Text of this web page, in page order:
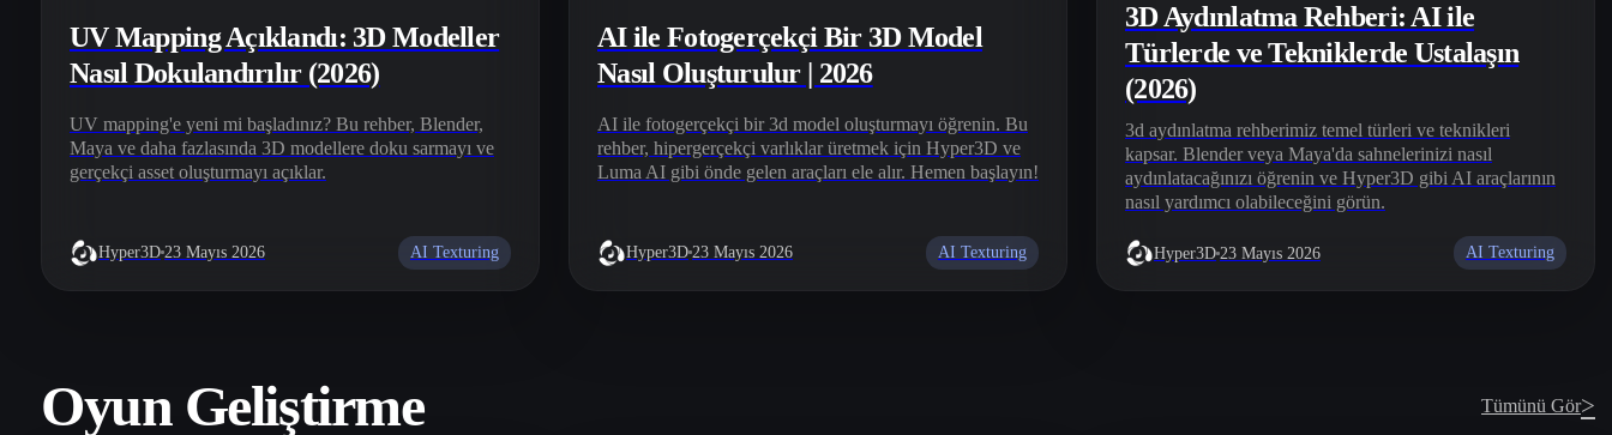
UV Mapping Açıklandı: 3D Modeller
Nasıl Dokulandırılır (2026)
UV mapping'e yeni mi başladınız? Bu rehber, Blender,
Maya ve daha fazlasında 3D modellere doku sarmayı ve
gerçekçi asset oluşturmayı açıklar.
Hyper3D 23 Mayıs 2026 AI Texturing
AI ile Fotogerçekçi Bir 3D Model
Nasıl Oluşturulur | 2026
AI ile fotogerçekçi bir 3d model oluşturmayı öğrenin. Bu
rehber, hipergerçekçi varlıklar üretmek için Hyper3D ve
Luma AI gibi önde gelen araçları ele alır. Hemen başlayın!
Hyper3D 23 Mayıs 2026 AI Texturing
3D Aydınlatma Rehberi: AI ile
Türlerde ve Tekniklerde Ustalaşın
(2026)
3d aydınlatma rehberimiz temel türleri ve teknikleri
kapsar. Blender veya Maya'da sahnelerinizi nasıl
aydınlatacağınızı öğrenin ve Hyper3D gibi AI araçlarının
nasıl yardımcı olabileceğini görün.
Hyper3D 23 Mayıs 2026 AI Texturing
Oyun Geliştirme Tümünü Gör>